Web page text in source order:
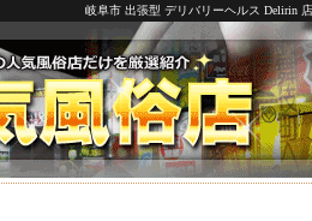
岐阜市 出張型 デリバリーヘルス Delirin